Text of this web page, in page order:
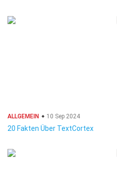
ALLGEMEIN 10 Sep 2024
20 Fakten Über TextCortex